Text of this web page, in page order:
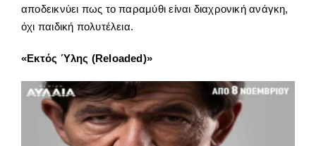
αποδεικνύει πως το παραμύθι είναι διαχρονική ανάγκη,
όχι παιδική πολυτέλεια.
«Εκτός Ύλης (Reloaded)»